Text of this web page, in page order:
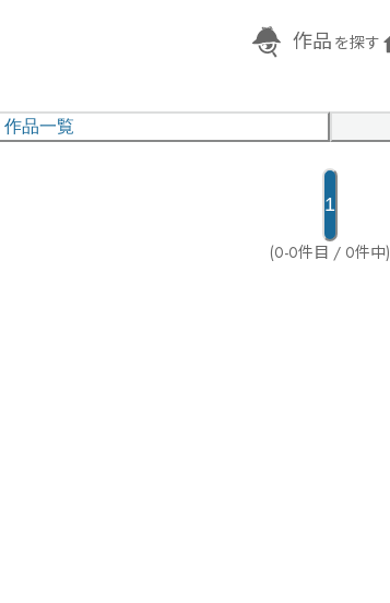
作品 を探す
作品一覧
1
(0-0件目 / 0件中)